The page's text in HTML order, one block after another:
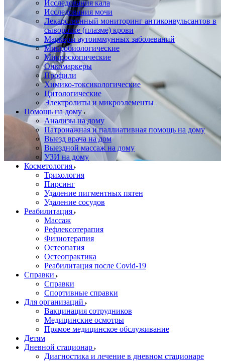
Исследования кала
Исследования мочи
Лекарственный мониторинг антиконвульсантов в
сыворотке (плазме) крови
Маркеры аутоиммунных заболеваний
Микробиологические
Микроскопические
Онкомаркеры
Профили
Химико-токсикологические
Цитологические
Электролиты и микроэлементы
Помощь на дому
Анализы на дому
Патронажная и паллиативная помощь на дому
Выезд врача на дом
Выездной массаж на дому
УЗИ на дому
Косметология
Трихология
Пирсинг
Удаление пигментных пятен
Удаление сосудов
Реабилитация
Массаж
Рефлексотерапия
Физиотерапия
Остеопатия
Остеопрактика
Реабилитация после Covid-19
Справки
Справки
Спортивные справки
Для организаций
Вакцинация сотрудников
Медицинские осмотры
Прямое медицинское обслуживание
Детям
Дневной стационар
Диагностика и лечение в дневном стационаре